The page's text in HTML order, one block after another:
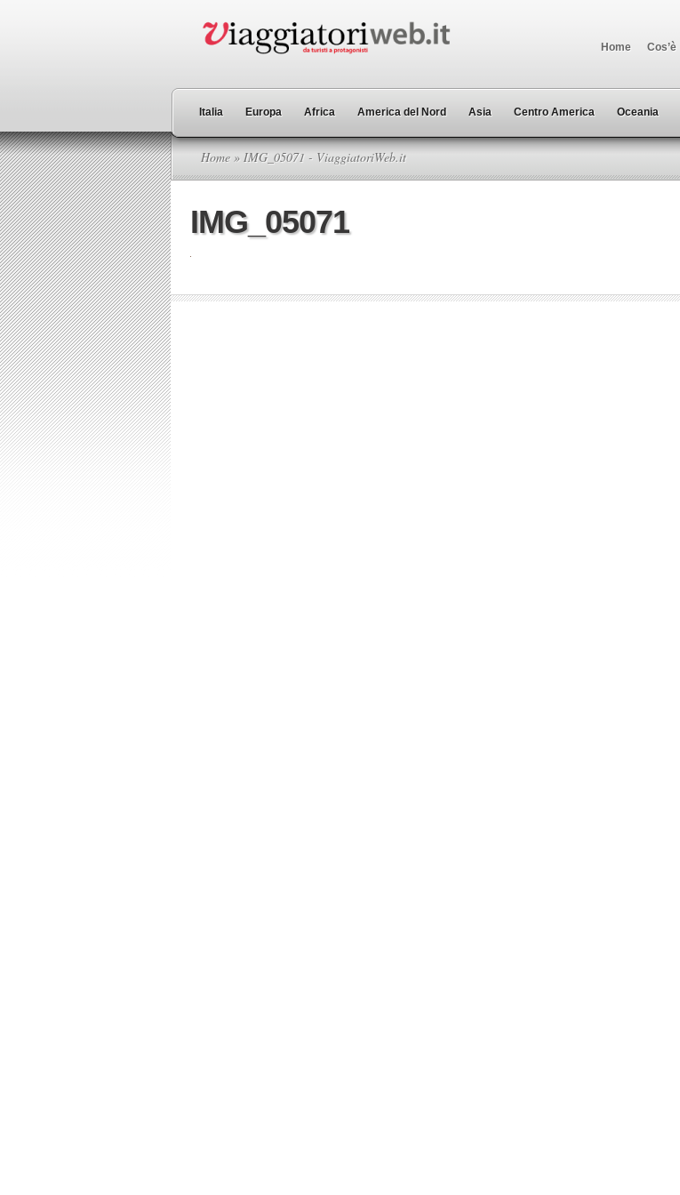
Home Cos’è
Italia Europa Africa America del Nord Asia Centro America Oceania
Home » IMG_05071 - ViaggiatoriWeb.it
IMG_05071